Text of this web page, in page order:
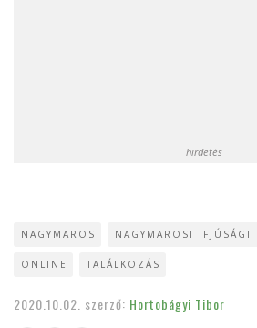
hirdetés
NAGYMAROS NAGYMAROSI IFJÚSÁGI
ONLINE TALÁLKOZÁS
2020.10.02. szerző: Hortobágyi Tibor